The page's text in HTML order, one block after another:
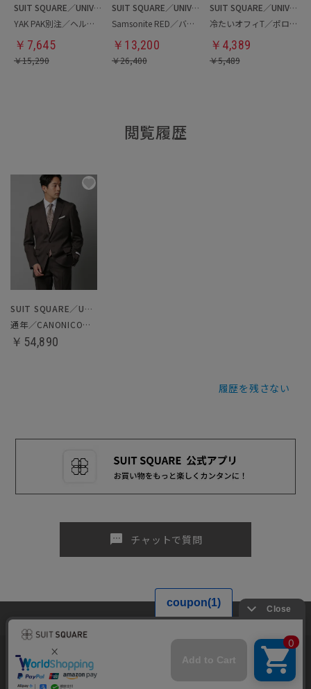
SUIT SQUARE／UNIVERSAL LANGUAGE
YAK PAK別注／ヘルメットバッグ
￥ 7,645
￥15,290
SUIT SQUARE／UNIVERSAL LANGUAGE
Samsonite RED／バックパック
￥ 13,200
￥26,400
SUIT SQUARE／UNIVERSAL LANGUAGE
冷たいオフィT／ポロシャツ
￥ 4,389
￥5,489
閲覧履歴
SUIT SQUARE／UNIVERSAL LANGUAGE
通年／CANONICO／スーツ
￥54,890
履歴を残さない
sms チャットで質問
MENS TOP WOMEN TOP
当サイトでは利用体験の向上およびコンテンツの最適な提供、トラフィ
ックの分析を目的としてCookieを使用しています。サイトの閲覧を継続
された場合、Cookieの利用に同意したものといたします。詳細について
はプライバシーポリシー をご確認ください。